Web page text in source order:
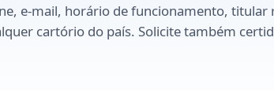
e-mail, horário de funcionamento, titular
cartório do país. Solicite também